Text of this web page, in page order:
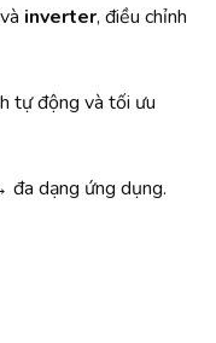
và inverter, điều chỉnh
tự động và tối ưu
dạng ứng dụng.